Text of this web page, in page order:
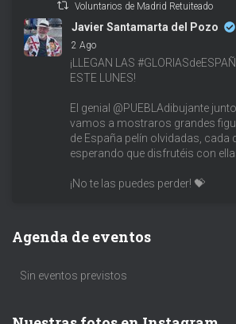
Voluntarios de Madrid Retuiteado
Javier Santamarta del Pozo
2 Ago
¡LLEGAN LAS
ESTE LUNES!
El genial @PUEBLAdibujante
vamos a mostraros grandes
de España pelín olvidadas, cada
esperando que disfrutéis con
¡No te las puedes perder! 💝
Agenda de eventos
Sin eventos previstos